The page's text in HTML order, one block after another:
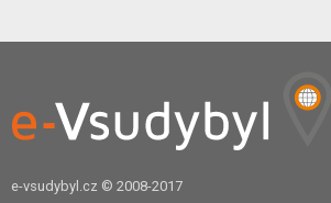
e-vsudybyl.cz © 2008-2017